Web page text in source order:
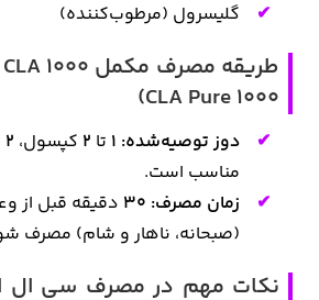
گلیسرول (مرطوب‌کننده)
CLA Pure 1000)
دوز توصیه‌شده: ۱ تا ۲ کپسول، ۲
مناسب است.
زمان مصرف: ۳۰
دقیقه قبل از
(صبحانه، ناهار و شام) مصرف